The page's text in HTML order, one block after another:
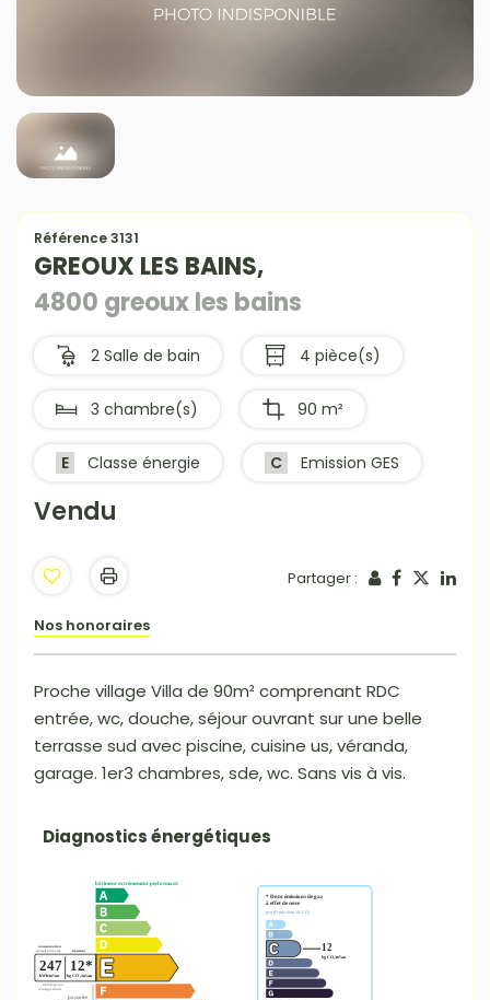
Avis clients
Référence 3131
GREOUX LES BAINS,
4800 greoux les bains
2 Salle de bain 4 pièce(s)
3 chambre(s) 90 m²
E Classe énergie C Emission GES
Vendu
Partager :
Nos honoraires
Proche village Villa de 90m² comprenant RDC
entrée, wc, douche, séjour ouvrant sur une belle
terrasse sud avec piscine, cuisine us, véranda,
garage. 1er3 chambres, sde, wc. Sans vis à vis.
Diagnostics énergétiques